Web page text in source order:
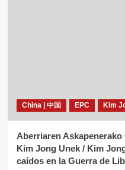
China | 中国 EPC Kim
Aberriaren
Kim Jong Unek / Kim
caídos en la Guerra de